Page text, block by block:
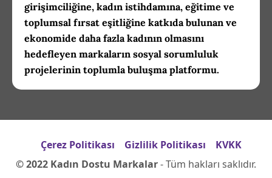
girişimciliğine, kadın istihdamına, eğitime ve
toplumsal fırsat eşitliğine katkıda bulunan ve
ekonomide daha fazla kadının olmasını
hedefleyen markaların sosyal sorumluluk
projelerinin toplumla buluşma platformu.
Çerez Politikası Gizlilik Politikası
KVKK
© 2022 Kadın Dostu Markalar- Tüm hakları saklıdır.